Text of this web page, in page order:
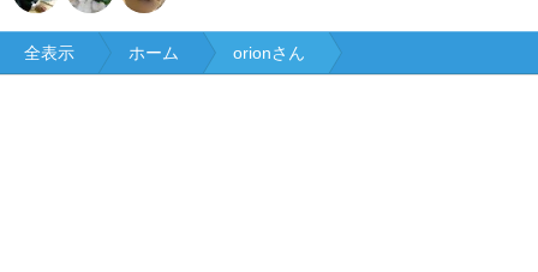
全表示 ホーム orionさん